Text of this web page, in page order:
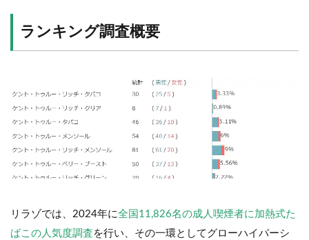
ランキング調査概要
リラゾでは、2024年に全国11,826名の成人喫煙者に加熱式た
ばこの人気度調査 を行い、その一環としてグローハイパーシ